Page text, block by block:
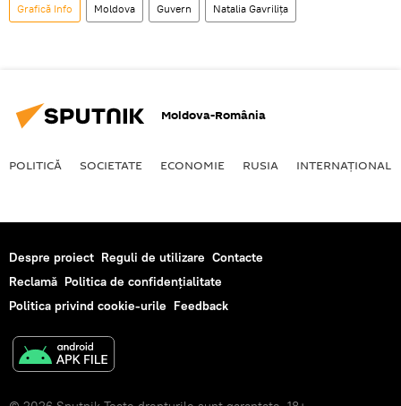
Grafică Info Moldova Guvern Natalia Gavrilița
Moldova-România
POLITICĂ SOCIETATE ECONOMIE RUSIA INTERNAŢIONAL
Despre proiect Reguli de utilizare Contacte
Reclamă Politica de confidențialitate
Politica privind cookie-urile Feedback